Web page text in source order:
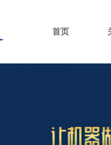
首页